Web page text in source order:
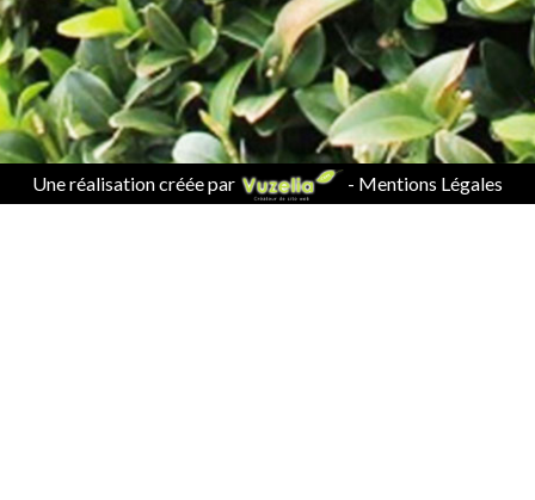
Une réalisation créée par - Mentions Légales